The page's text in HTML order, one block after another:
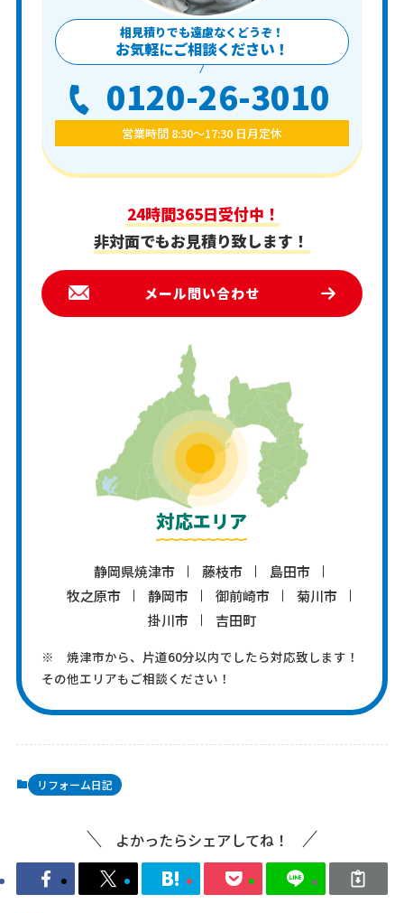
相見積りでも遠慮なくどうぞ！
お気軽にご相談ください！
0120-26-3010
営業時間 8:30〜17:30 日月定休
24時間365日受付中！
非対面でもお見積り致します！
メール問い合わせ
対応エリア
静岡県焼津市 藤枝市
島田市
牧之原市
静岡市 御前崎市
菊川市
掛川市
吉田町
※ 焼津市から、片道60分以内でしたら対応致します！
その他エリアもご相談ください！
リフォーム日記
よかったらシェアしてね！